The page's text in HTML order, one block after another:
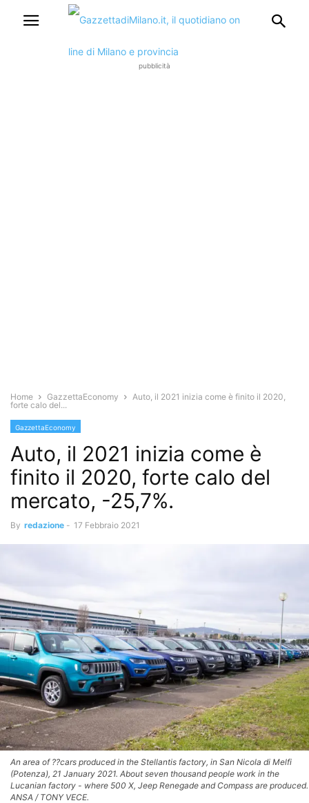
pubblicità
Home GazzettaEconomy
Auto, il 2021 inizia come è finito il 2020,
forte calo del...
GazzettaEconomy
Auto, il 2021 inizia come è
finito il 2020, forte calo del
mercato, -25,7%.
By redazione - 17 Febbraio 2021
An area of ??cars produced in the Stellantis factory, in San Nicola di Melfi
(Potenza), 21 January 2021. About seven thousand people work in the
Lucanian factory - where 500 X, Jeep Renegade and Compass are produced.
ANSA / TONY VECE.